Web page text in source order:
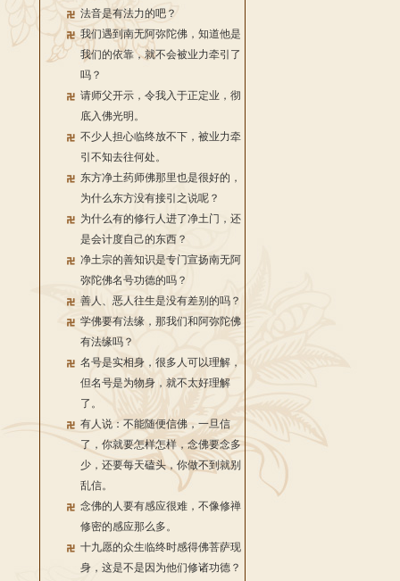
法音是有法力的吧？
我们遇到南无阿弥陀佛，知道他是
我们的依靠，就不会被业力牵引了
吗？
请师父开示，令我入于正定业，彻
底入佛光明。
不少人担心临终放不下，被业力牵
引不知去往何处。
东方净土药师佛那里也是很好的，
为什么东方没有接引之说呢？
为什么有的修行人进了净土门，还
是会计度自己的东西？
净土宗的善知识是专门宣扬南无阿
弥陀佛名号功德的吗？
善人、恶人往生是没有差别的吗？
学佛要有法缘，那我们和阿弥陀佛
有法缘吗？
名号是实相身，很多人可以理解，
但名号是为物身，就不太好理解
了。
有人说：不能随便信佛，一旦信
了，你就要怎样怎样，念佛要念多
少，还要每天磕头，你做不到就别
乱信。
念佛的人要有感应很难，不像修禅
修密的感应那么多。
十九愿的众生临终时感得佛菩萨现
身，这是不是因为他们修诸功德？